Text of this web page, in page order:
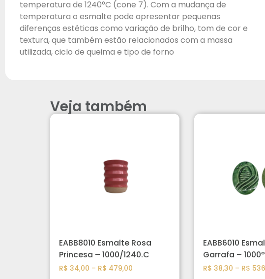
temperatura de 1240°C (cone 7). Com a mudança de
temperatura o esmalte pode apresentar pequenas
diferenças estéticas como variação de brilho, tom de cor e
textura, que também estão relacionados com a massa
utilizada, ciclo de queima e tipo de forno
Veja também
EABB8010 Esmalte Rosa
Princesa – 1000/1240.C
R$ 34,00 – R$ 479,00
EABB6010
Garrafa –
R$ 38,30 – R$